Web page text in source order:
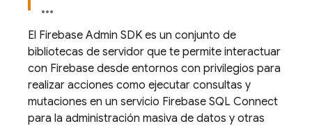
El Firebase Admin SDK es un conjunto de
bibliotecas de servidor que te permite interactuar
con Firebase desde entornos con privilegios para
realizar acciones como ejecutar consultas y
mutaciones en un servicio Firebase SQL Connect
para la administración masiva de datos y otras